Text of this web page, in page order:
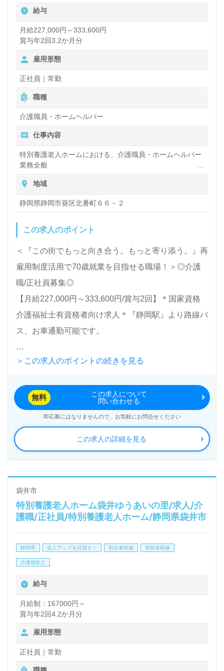
かしたい』『病院で働きたい、チーム医療の一員とし
て働きたい』『働きがいを感じながら仕事をしたい』
『施設形態や環境を変えて働きたい』等の方も大歓迎
です。募集詳細等、担当コンサルタントよりご案内し
ます。お問い合わせも遠慮なくお願いします。
医療/福祉業界の正社員/パート求人探しは【ウィルオ
ブ介護】＊求人情報収集、将来的に検討の方も遠慮な
く＊
LINE、メール、お電話などご希望に応じてお問い合
わせ/ご相談可能です。転職相談、求人紹介、年収交
渉など完全無料サービスをご利用いただけます。＜非
公開求人も取扱いあり！＞"転職支援"のプロと一緒に
転職活動！お問い合わせお待ちしております。
給与
月給227,000円～333,600円
賞与年2回3.2か月分
雇用形態
正社員｜常勤
職種
介護職員・ホームヘルパー
仕事内容
特別養護老人ホームにおける、介護職員・ホームヘルパー
業務全般
入浴や排せつ、食事などの身体的サポート、買い物や掃
除、洗濯など日常生活のサポートなど
地域
静岡県静岡市葵区北番町６６－２
この求人のポイント
＜『この街でもっと向き合う。もっと寄り添う。』再
雇用制度活用で70歳就業を目指せる職場！＞◎介護
職/正社員募集◎
【月給227,000円～333,600円/賞与2回】＊国家資格
介護福祉士有資格者向け求人＊『静岡駅』より路線バ
ス、お車通勤可能です。
入所定員50名（ユニット型/個室）『特別養護老人ホ
部：静岡県静岡市）様の運営です。静岡県を中心に特
別養護老人ホーム、訪問介護、デイサービス、ショー
トステイ、居宅介護支援事業を展開されています。
◎幅広い年代層の職員様が活躍中！職員様全員参加で
『ご利用者様、ご家族様』の笑顔をつくる事業所様！
◎
看護助手や介護職経験のある方をお迎えします。特別
養護老人ホームでの勤務経験は問いません。職員様そ
風通し良く働きやすい職場環境もうれしいポイント！
たい』『ご利用者様のお役に立てるキャリアを描きた
い』『転職で施設形態や環境を変えて働きたい』等の
方も大歓迎です。募集詳細等、担当コンサルタントよ
りご案内します。お問い合わせも遠慮なくお願いしま
す。
＞この求人のポイントの続きを見る
この求人の詳細を見る
無料
この求人について
問い合わせる
即応募にはなりませんので、お気軽にお問合せください
袋井市
特別養護老人ホーム袋井ゆうあいの里/求人/介
護職/正社員/特別養護老人ホーム/静岡県袋井市
静岡県 収入アップを目指す！ 初任者研修 実務者研修
介護福祉士
給与
月給制：167000円～
賞与年2回4.2か月分
雇用形態
正社員｜常勤